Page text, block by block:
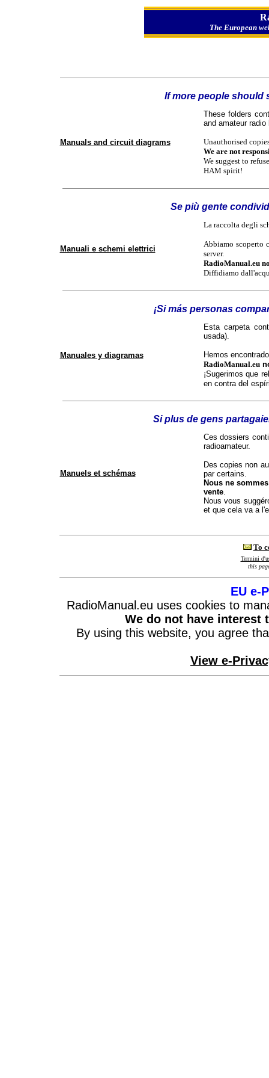
The European
If more people should
Manuals and circuit diagrams
These folders
and amateur radio
Unauthorised
We are not
We suggest to
HAM spirit!
Se più gente
Manuali e schemi elettrici
La raccolta degli
Abbiamo scoperto
server.
RadioManual.eu
Diffidiamo
¡Si más personas
Manuales y diagramas
Esta carpeta
usada).
Hemos
RadioManual.eu
¡Sugerimos que
en contra del
Si plus de gens
Manuels et schémas
Ces dossiers
radioamateur.
Des copies non
par certains.
Nous ne
vente.
Nous vous
et que cela va a
To
Termini
this
EU e-
RadioManual.eu uses cookies to
We do not have interest
By using this website, you agree
View e-